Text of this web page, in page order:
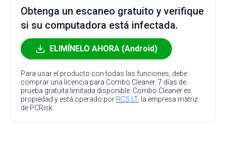
Obtenga un escaneo gratuito y verifique
si su computadora está infectada.
ELIMÍNELO AHORA (Android)
Para usar el producto con todas las funciones, debe
comprar una licencia para Combo Cleaner. 7 días de
prueba gratuita limitada disponible. Combo Cleaner es
propiedad y está operado por RCS LT, la empresa matriz
de PCRisk.